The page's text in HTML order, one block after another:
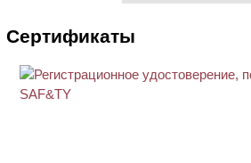
Сертификаты